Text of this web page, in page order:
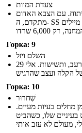
צעדת המוות
עם הצבא האדום
מתקדם, ה- SS את המחנה ואלץ את האסירים לצעדת מוות 50 מיילים
Горка: 9
השלם ויזל
29 בינואר: הגעה לבוכנוולד. השלם ויזל מת מדיזנטריה, רעב, ותשישות. אלי
Горка: 10
שִׁחרוּר
מחלים בעיות מעיים.
שלו, כשהביט